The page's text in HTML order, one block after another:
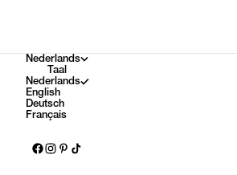
Nederlands
Taal
Nederlands
English
Deutsch
Français